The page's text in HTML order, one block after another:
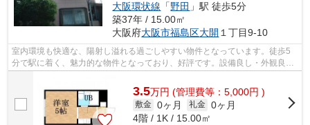
大阪環状線 「野田 」駅 徒歩5分
築37年 / 15.00㎡
大阪府大阪市福島区大開 １丁目9-10
室内環境も快適な、陽射し溢れる過ごしやすい物件となっています。徒歩5
分で駅に着く、魅力的な物件となっており、好評です。設備良し・外観良し
3.5万円 (管理費等：5,000円 )
敷金 0ヶ月 礼金 0ヶ月
4階 / 1K / 15.00㎡